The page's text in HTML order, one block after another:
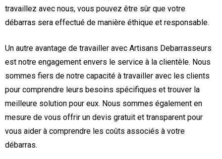
travaillez avec nous, vous pouvez être sûr que votre
débarras sera effectué de manière éthique et responsable.
Un autre avantage de travailler avec Artisans Debarrasseurs
est notre engagement envers le service à la clientèle. Nous
sommes fiers de notre capacité à travailler avec les clients
pour comprendre leurs besoins spécifiques et trouver la
meilleure solution pour eux. Nous sommes également en
mesure de vous offrir un devis gratuit et transparent pour
vous aider à comprendre les coûts associés à votre
débarras.